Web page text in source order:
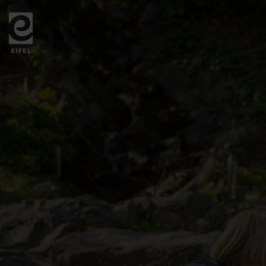
Zurück
zur
Startseite